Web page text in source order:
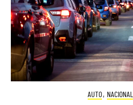
AUTO, NACIONAL